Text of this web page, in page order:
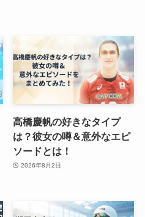
高橋慶帆の好きなタイプ
は？彼女の噂＆意外なエピ
ソードとは！
2026年8月2日